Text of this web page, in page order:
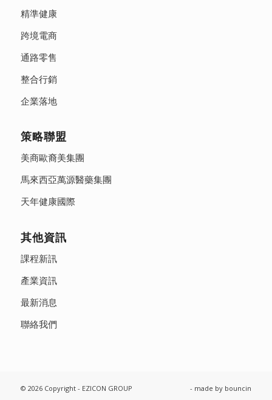
精準健康
跨境電商
通路零售
整合行銷
企業落地
策略聯盟
美商歐裔美集團
馬來西亞萬源醫藥集團
天年健康國際
其他資訊
課程新訊
產業資訊
最新消息
聯絡我們
© 2026 Copyright - EZICON GROUP - made by bouncin